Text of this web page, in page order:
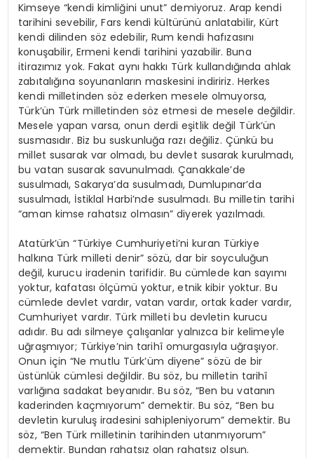
Kimseye “kendi kimliğini unut” demiyoruz. Arap kendi
tarihini sevebilir, Fars kendi kültürünü anlatabilir, Kürt
kendi dilinden söz edebilir, Rum kendi hafızasını
konuşabilir, Ermeni kendi tarihini yazabilir. Buna
itirazımız yok. Fakat aynı hakkı Türk kullandığında ahlak
zabıtalığına soyunanların maskesini indiririz. Herkes
kendi milletinden söz ederken mesele olmuyorsa,
Türk’ün Türk milletinden söz etmesi de mesele değildir.
Mesele yapan varsa, onun derdi eşitlik değil Türk’ün
susmasıdır. Biz bu suskunluğa razı değiliz. Çünkü bu
millet susarak var olmadı, bu devlet susarak kurulmadı,
bu vatan susarak savunulmadı. Çanakkale’de
susulmadı, Sakarya’da susulmadı, Dumlupınar’da
susulmadı, İstiklal Harbi’nde susulmadı. Bu milletin tarihi
“aman kimse rahatsız olmasın” diyerek yazılmadı.
Atatürk’ün “Türkiye Cumhuriyeti’ni kuran Türkiye
halkına Türk milleti denir” sözü, dar bir soyculuğun
değil, kurucu iradenin tarifidir. Bu cümlede kan sayımı
yoktur, kafatası ölçümü yoktur, etnik kibir yoktur. Bu
cümlede devlet vardır, vatan vardır, ortak kader vardır,
Cumhuriyet vardır. Türk milleti bu devletin kurucu
adıdır. Bu adı silmeye çalışanlar yalnızca bir kelimeyle
uğraşmıyor; Türkiye’nin tarihî omurgasıyla uğraşıyor.
Onun için “Ne mutlu Türk’üm diyene” sözü de bir
üstünlük cümlesi değildir. Bu söz, bu milletin tarihî
varlığına sadakat beyanıdır. Bu söz, “Ben bu vatanın
kaderinden kaçmıyorum” demektir. Bu söz, “Ben bu
devletin kuruluş iradesini sahipleniyorum” demektir. Bu
söz, “Ben Türk milletinin tarihinden utanmıyorum”
demektir. Bundan rahatsız olan rahatsız olsun.